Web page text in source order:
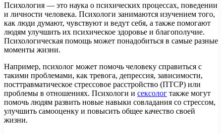
Психология — это наука о психических процессах, поведении
и личности человека. Психологи занимаются изучением того,
как люди думают, чувствуют и ведут себя, а также помогают
людям улучшить их психическое здоровье и благополучие.
Психологическая помощь может понадобиться в самые разные
моменты жизни.
Например, психолог может помочь человеку справиться с
такими проблемами, как тревога, депрессия, зависимости,
посттравматическое стрессовое расстройство (ПТСР) или
проблемы в отношениях. Психологи и сексолог также могут
помочь людям развить новые навыки совладания со стрессом,
улучшить самооценку и повысить общее качество своей
жизни.